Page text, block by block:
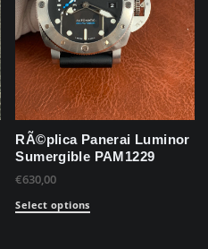
RÃ©plica Panerai Luminor
Sumergible PAM1229
€630,00
Select options